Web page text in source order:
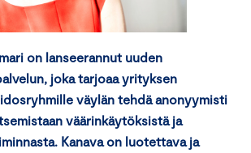
on lanseerannut uuden
joka tarjoaa yrityksen
väylän tehdä anonyymisti
väärinkäytöksistä ja
Kanava on luotettava ja